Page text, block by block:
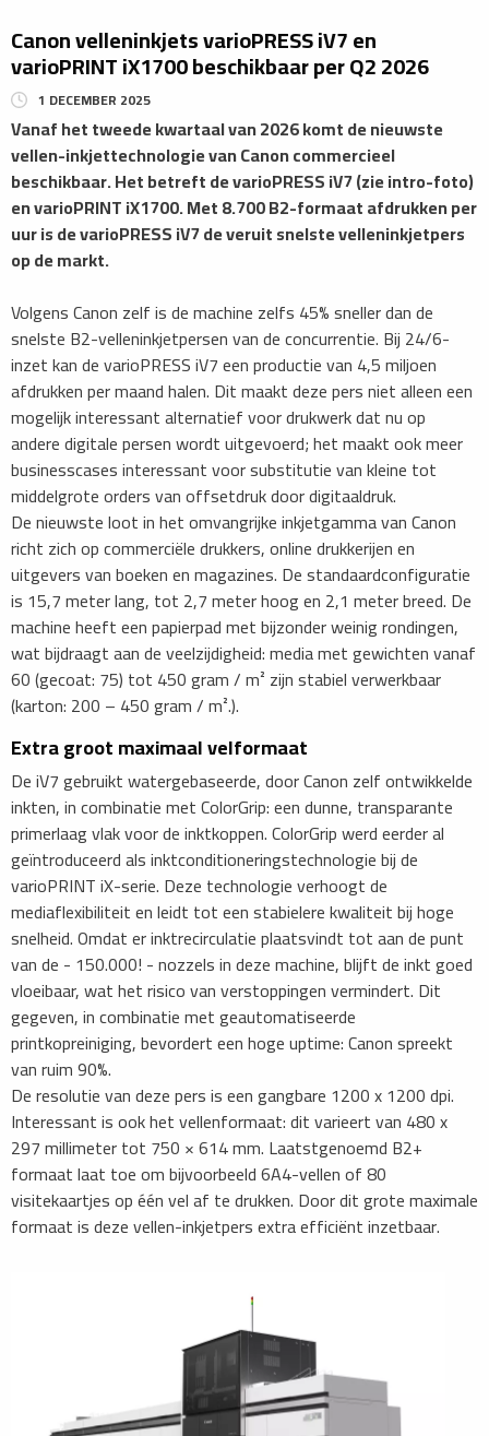
​Canon velleninkjets varioPRESS iV7 en
varioPRINT iX1700 beschikbaar per Q2 2026
1 DECEMBER 2025
Vanaf het tweede kwartaal van 2026 komt de nieuwste
vellen-inkjettechnologie van Canon commercieel
beschikbaar. Het betreft de varioPRESS iV7 (zie intro-foto)
en varioPRINT iX1700. Met 8.700 B2-formaat afdrukken per
uur is de varioPRESS iV7 de veruit snelste velleninkjetpers
op de markt.
Volgens Canon zelf is de machine zelfs 45% sneller dan de
snelste B2-velleninkjetpersen van de concurrentie. Bij 24/6-
inzet kan de varioPRESS iV7 een productie van 4,5 miljoen
afdrukken per maand halen. Dit maakt deze pers niet alleen een
mogelijk interessant alternatief voor drukwerk dat nu op
andere digitale persen wordt uitgevoerd; het maakt ook meer
businesscases interessant voor substitutie van kleine tot
middelgrote orders van offsetdruk door digitaaldruk.
De nieuwste loot in het omvangrijke inkjetgamma van Canon
richt zich op commerciële drukkers, online drukkerijen en
uitgevers van boeken en magazines. De standaardconfiguratie
is 15,7 meter lang, tot 2,7 meter hoog en 2,1 meter breed. De
machine heeft een papierpad met bijzonder weinig rondingen,
wat bijdraagt aan de veelzijdigheid: media met gewichten vanaf
60 (gecoat: 75) tot 450 gram / m² zijn stabiel verwerkbaar
(karton: 200 – 450 gram / m².).
Extra groot maximaal velformaat
De iV7 gebruikt watergebaseerde, door Canon zelf ontwikkelde
inkten, in combinatie met ColorGrip: een dunne, transparante
primerlaag vlak voor de inktkoppen. ColorGrip werd eerder al
geïntroduceerd als inktconditioneringstechnologie bij de
varioPRINT iX-serie. Deze technologie verhoogt de
mediaflexibiliteit en leidt tot een stabielere kwaliteit bij hoge
snelheid. Omdat er inktrecirculatie plaatsvindt tot aan de punt
van de - 150.000! - nozzels in deze machine, blijft de inkt goed
vloeibaar, wat het risico van verstoppingen vermindert. Dit
gegeven, in combinatie met geautomatiseerde
printkopreiniging, bevordert een hoge uptime: Canon spreekt
van ruim 90%.
De resolutie van deze pers is een gangbare 1200 x 1200 dpi.
Interessant is ook het vellenformaat: dit varieert van 480 x
297 millimeter tot 750 × 614 mm. Laatstgenoemd B2+
formaat laat toe om bijvoorbeeld 6A4-vellen of 80
visitekaartjes op één vel af te drukken. Door dit grote maximale
formaat is deze vellen-inkjetpers extra efficiënt inzetbaar.